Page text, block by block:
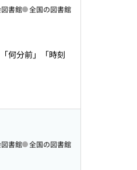
書館 全国の図書館
何分前」「時刻
書館 全国の図書館